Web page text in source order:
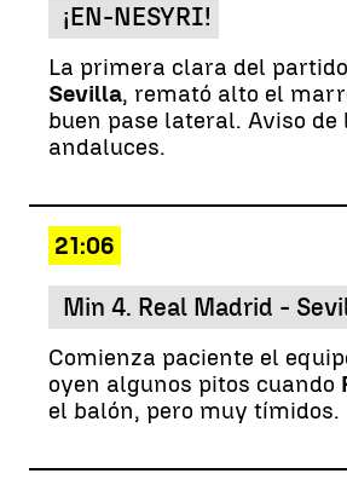
¡EN-NESYRI!
La primera clara del
Sevilla, remató alto el
buen pase lateral. Aviso de
andaluces.
21:06
Min 4. Real Madrid -
Comienza paciente el
oyen algunos pitos cuando
el balón, pero muy tímidos.